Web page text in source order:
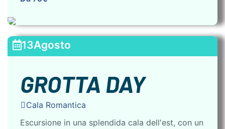
13Agosto
GROTTA DAY
Cala Romantica
Escursione in una splendida cala dell'est, con un